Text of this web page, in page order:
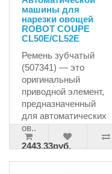
машины для
нарезки овощей
ROBOT COUPE
CL50E/CL52E
Ремень зубчатый
(507341) — это
оригинальный
приводной элемент,
предназначенный
для автоматических
ов..
2443.33руб.